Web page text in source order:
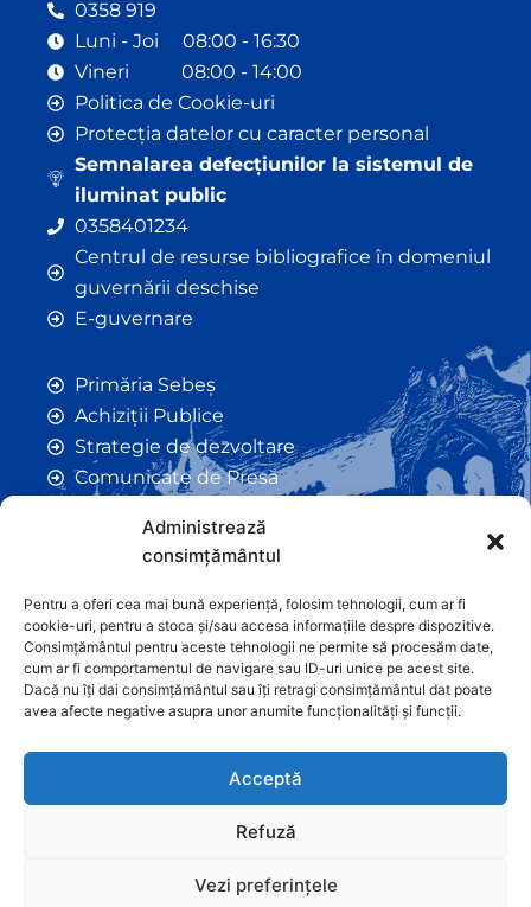
Administrează
consimțământul
Pentru a oferi cea mai bună experiență, folosim tehnologii, cum ar fi
cookie-uri, pentru a stoca și/sau accesa informațiile despre dispozitive.
Consimțământul pentru aceste tehnologii ne permite să procesăm date,
cum ar fi comportamentul de navigare sau ID-uri unice pe acest site.
Dacă nu îți dai consimțământul sau îți retragi consimțământul dat poate
avea afecte negative asupra unor anumite funcționalități și funcții.
Acceptă
Refuză
Vezi preferințele
0358 919
Luni - Joi 08:00 - 16:30
Vineri 08:00 - 14:00
Politica de Cookie-uri
Protecția datelor cu caracter personal
Semnalarea defecțiunilor la sistemul de
iluminat public
0358401234
Centrul de resurse bibliografice în domeniul
guvernării deschise
E-guvernare
Primăria Sebeș
Achiziții Publice
Strategie de dezvoltare
Comunicate de Presă
Anunțuri
Hotarâri de Consiliu
Certificate de Urbanism
Autorizații de Construcții
Orașe Înfrățite
Contact
Graficã și dezvoltare website